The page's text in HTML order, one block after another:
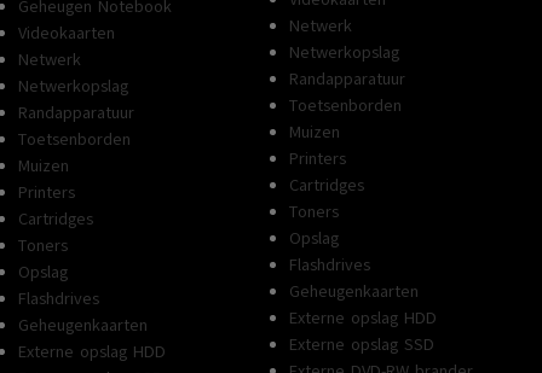
Geheugen Notebook
Videokaarten
Netwerk
Netwerkopslag
Randapparatuur
Toetsenborden
Muizen
Printers
Cartridges
Toners
Opslag
Flashdrives
Geheugenkaarten
Externe opslag HDD
Netwerk
Netwerkopslag
Randapparatuur
Toetsenborden
Muizen
Printers
Cartridges
Toners
Opslag
Flashdrives
Geheugenkaarten
Externe opslag HDD
Externe opslag SSD